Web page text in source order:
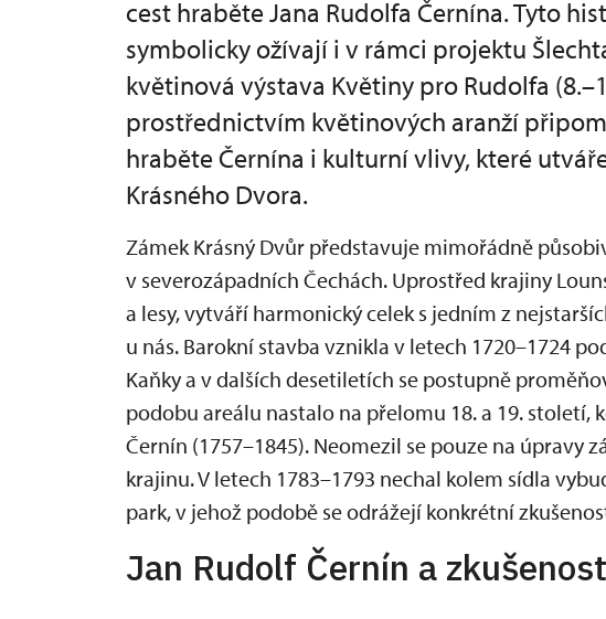
cest hraběte Jana Rudolfa Černína. Tyto
symbolicky ožívají i v rámci projektu
květinová výstava Květiny pro Rudolfa
prostřednictvím květinových aranží
hraběte Černína i kulturní vlivy, které
Krásného Dvora.
Zámek Krásný Dvůr představuje mimořádně
v severozápadních Čechách. Uprostřed krajiny
a lesy, vytváří harmonický celek s jedním z
u nás. Barokní stavba vznikla v letech 1720–1724
Kaňky a v dalších desetiletích se postupně
podobu areálu nastalo na přelomu 18. a 19. století,
Černín (1757–1845). Neomezil se pouze na úpravy
krajinu. V letech 1783–1793 nechal kolem sídla
park, v jehož podobě se odrážejí konkrétní
Jan Rudolf Černín a